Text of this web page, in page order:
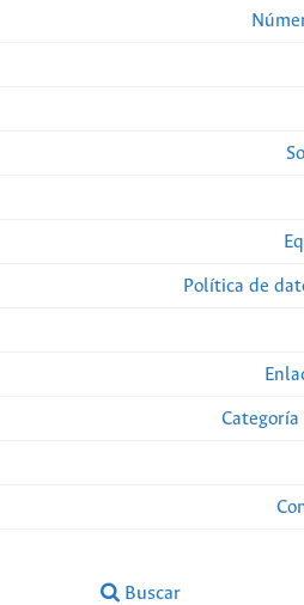
Política de
Buscar